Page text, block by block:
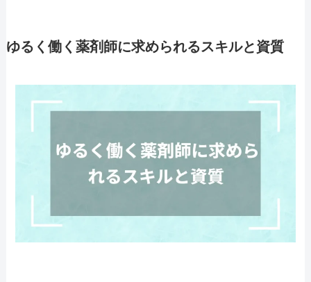
ゆるく働く薬剤師に求められるスキルと資質